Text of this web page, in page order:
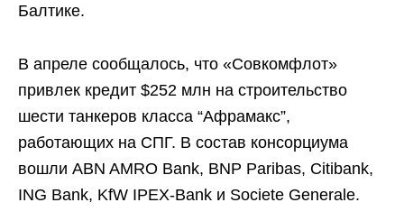
Балтике.
В апреле сообщалось, что «Совкомфлот»
привлек кредит $252 млн на строительство
шести танкеров класса “Афрамакс”,
работающих на СПГ. В состав консорциума
вошли ABN AMRO Bank, BNP Paribas, Citibank,
ING Bank, KfW IPEX-Bank и Societe Generale.